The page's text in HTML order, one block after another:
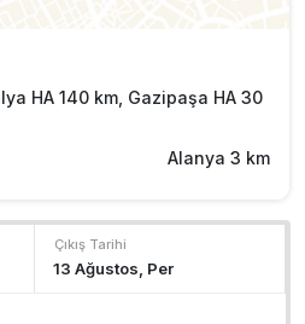
HA 140 km, Gazipaşa HA 30
Alanya 3 km
Çıkış Tarihi